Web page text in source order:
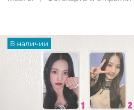
В наличии